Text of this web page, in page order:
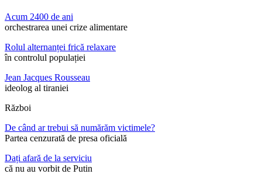
Acum 2400 de ani
orchestrarea unei crize alimentare
Rolul alternanței frică relaxare
în controlul populației
Jean Jacques Rousseau
ideolog al tiraniei
Război
De când ar trebui să numărăm victimele?
Partea cenzurată de presa oficială
Dați afară de la serviciu
că nu au vorbit de Putin